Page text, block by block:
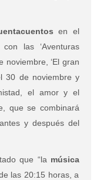
en el
las ‘Aventuras
noviembre, ‘El gran
30 de noviembre y
el amor y el
que se combinará
y después del
que “la música
las 20:15 horas, a